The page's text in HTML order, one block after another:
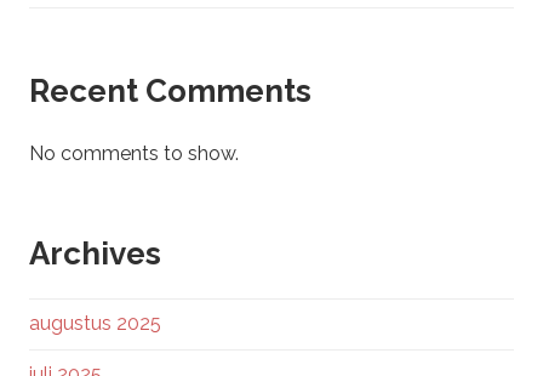
Recent Comments
No comments to show.
Archives
augustus 2025